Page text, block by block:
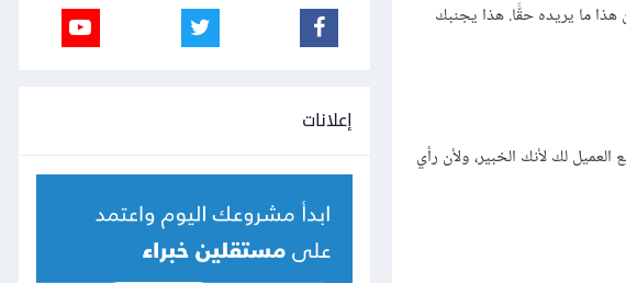
ما يريده حقًّا. هذا يجنبك
لك لأنك الخبير، ولأن رأي
إعلانات